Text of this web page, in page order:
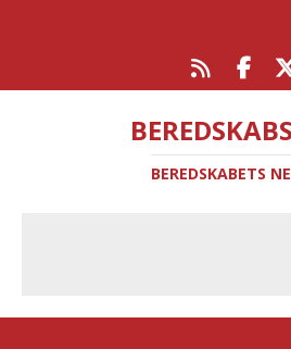
BEREDSKABETS